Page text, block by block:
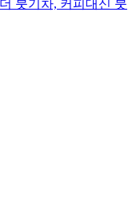
붓기차, 커피대신 붓